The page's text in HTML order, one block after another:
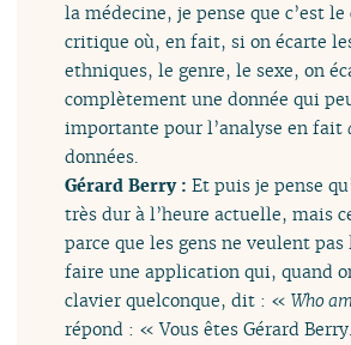
la médecine, je pense que c’est
critique où, en fait, si on écarte
ethniques, le genre, le sexe, on
complètement une donnée qui
importante pour l’analyse en fait
données.
Gérard Berry :Et puis je pense
très dur à l’heure actuelle, mais
parce que les gens ne veulent
faire une application qui, quand
clavier quelconque, dit : «Who
répond : « Vous êtes Gérard